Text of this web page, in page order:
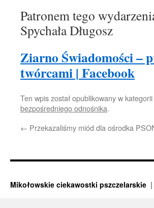
Patronem tego
Spychała Długosz
Ziarno Świadomości –
twórcami | Facebook
Ten wpis został opublikowany w kategorii
bezpośredniego odnośnika.
← Przekazaliśmy miód dla ośrodka
Mikołowskie ciekawostki pszczelarskie